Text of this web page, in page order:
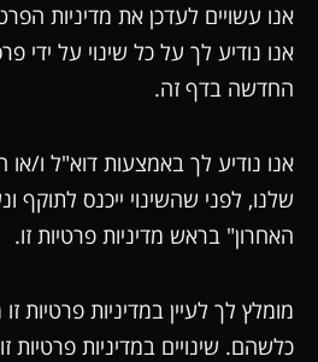
אנו עשויים לעדכן את מדיניות
אנו נודיע לך על כל שינוי על ידי
החדשה בדף זה.
אנו נודיע לך באמצעות דוא"ל ו/
שלנו, לפני שהשינוי ייכנס לתוקף
האחרון" בראש מדיניות פרטיות זו.
מומלץ לך לעיין במדיניות פרטיות
כלשהם. שינויים במדיניות פרטיות